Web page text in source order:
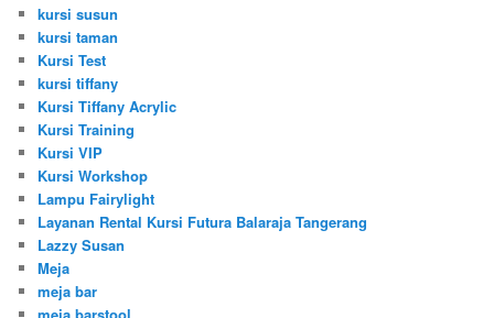
kursi susun
kursi taman
Kursi Test
kursi tiffany
Kursi Tiffany Acrylic
Kursi Training
Kursi VIP
Kursi Workshop
Lampu Fairylight
Layanan Rental Kursi Futura Balaraja Tangerang
Lazzy Susan
Meja
meja bar